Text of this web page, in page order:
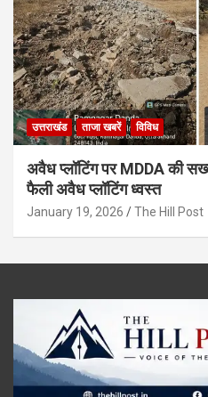
उत्तराखंड ताजा खबरें विविध
अवैध प्लॉटिंग पर MDDA की
फैली अवैध प्लॉटिंग ध्वस्त
January 19, 2026 The Hill Post